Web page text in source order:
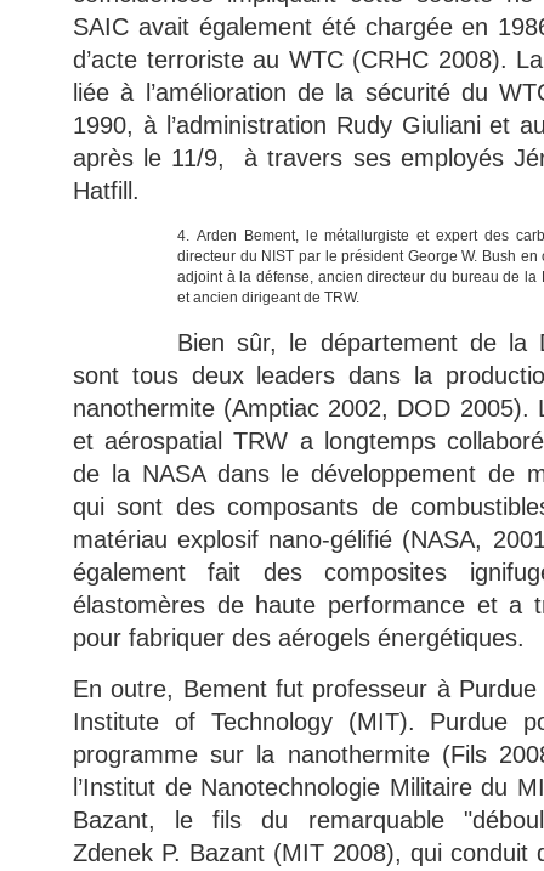
SAIC avait également été chargée en
d’acte terroriste au WTC (CRHC 2008).
liée à l’amélioration de la sécurité du
1990, à l’administration Rudy Giuliani et
après le 11/9, à travers ses employés
Hatfill.
4. Arden Bement, le métallurgiste et expert des
directeur du NIST par le président George W. Bush
adjoint à la défense, ancien directeur du bureau de la
et ancien dirigeant de TRW.
Bien sûr, le département de la
sont tous deux leaders dans la
nanothermite (Amptiac 2002, DOD 2005).
et aérospatial TRW a longtemps
de la NASA dans le développement de
qui sont des composants de
matériau explosif nano-gélifié (NASA,
également fait des composites
élastomères de haute performance et a
pour fabriquer des aérogels énergétiques.
En outre, Bement fut professeur à
Institute of Technology (MIT). Purdue
programme sur la nanothermite (Fils
l’Institut de Nanotechnologie Militaire du
Bazant, le fils du remarquable
Zdenek P. Bazant (MIT 2008), qui conduit